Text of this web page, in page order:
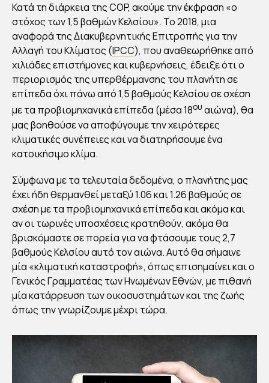
Κατά τη διάρκεια της COP, ακούμε την έκφραση «ο
στόχος των 1,5 βαθμών Κελσίου». Το 2018, μια
αναφορά της Διακυβερνητικής Επιτροπής για την
Αλλαγή του Κλίματος (IPCC), που αναθεωρήθηκε από
χιλιάδες επιστήμονες και κυβερνήσεις, έδειξε ότι ο
περιορισμός της υπερθέρμανσης του πλανήτη σε
επίπεδα όχι πάνω από 1,5 βαθμούς Κελσίου σε σχέση
με τα προβιομηχανικά επίπεδα (μέσα 18ου αιώνα), θα
μας βοηθούσε να αποφύγουμε την χειρότερες
κλιματικές συνέπειες και να διατηρήσουμε ένα
κατοικήσιμο κλίμα.
Σύμφωνα με τα τελευταία δεδομένα, ο πλανήτης μας
έχει ήδη θερμανθεί μεταξύ 1.06 και 1.26 βαθμούς σε
σχέση με τα προβιομηχανικά επίπεδα και ακόμα και
αν οι τωρινές υποσχέσεις κρατηθούν, ακόμα θα
βρισκόμαστε σε πορεία για να φτάσουμε τους 2,7
βαθμούς Κελσίου αυτό τον αιώνα. Αυτό θα σήμαινε
μία «κλιματική καταστροφή», όπως επισημαίνει και ο
Γενικός Γραμματέας των Ηνωμένων Εθνών, με πιθανή
μία κατάρρευση των οικοσυστημάτων και της ζωής
όπως την γνωρίζουμε μέχρι τώρα.